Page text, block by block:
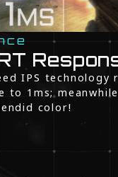
IPS technology
to 1ms;
color!